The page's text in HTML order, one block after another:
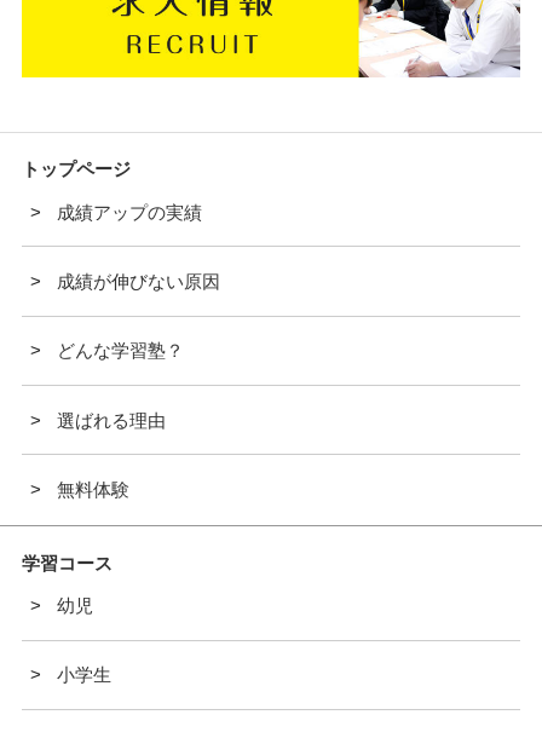
トップページ
成績アップの実績
成績が伸びない原因
どんな学習塾？
選ばれる理由
無料体験
学習コース
幼児
小学生